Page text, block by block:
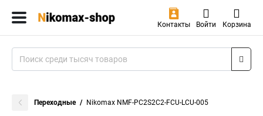
Контакты Войти Корзина
Переходные Nikomax NMF-PC2S2C2-FCU-LCU-005